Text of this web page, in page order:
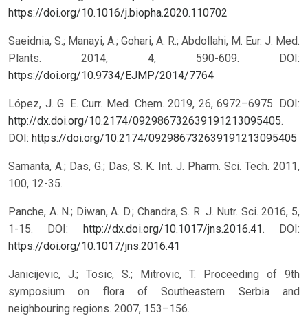
https://doi.org/10.1016/j.biopha.2020.110702
Saeidnia, S.; Manayi, A.; Gohari, A. R.; Abdollahi, M. Eur. J. Med.
Plants. 2014, 4, 590-609. DOI:
https://doi.org/10.9734/EJMP/2014/7764
López, J. G. E. Curr. Med. Chem. 2019, 26, 6972–6975. DOI:
http://dx.doi.org/10.2174/092986732639191213095405.
DOI: https://doi.org/10.2174/092986732639191213095405
Samanta, A.; Das, G.; Das, S. K. Int. J. Pharm. Sci. Tech. 2011,
100, 12-35.
Panche, A. N.; Diwan, A. D.; Chandra, S. R. J. Nutr. Sci. 2016, 5,
1-15. DOI: http://dx.doi.org/10.1017/jns.2016.41. DOI:
https://doi.org/10.1017/jns.2016.41
Janicijevic, J.; Tosic, S.; Mitrovic, T. Proceeding of 9th
symposium on flora of Southeastern Serbia and
neighbouring regions. 2007, 153–156.